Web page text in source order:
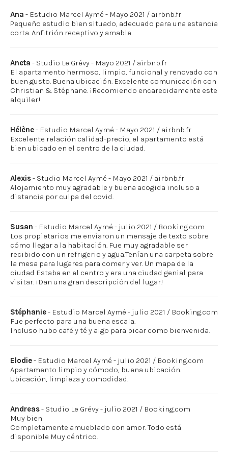
Ana - Estudio Marcel Aymé - Mayo 2021 / airbnb.fr
Pequeño estudio bien situado, adecuado para una estancia
corta. Anfitrión receptivo y amable.
Aneta - Studio Le Grévy - Mayo 2021 / airbnb.fr
El apartamento hermoso, limpio, funcional y renovado con
buen gusto. Buena ubicación. Excelente comunicación con
Christian & Stéphane. ¡Recomiendo encarecidamente este
alquiler!
Hélène- Estudio Marcel Aymé - Mayo 2021 / airbnb.fr
Excelente relación calidad-precio, el apartamento está
bien ubicado en el centro de la ciudad.
Alexis- Studio Marcel Aymé - Mayo 2021 / airbnb.fr
Alojamiento muy agradable y buena acogida incluso a
distancia por culpa del covid.
Susan - Estudio Marcel Aymé - julio 2021 / Booking.com
Los propietarios me enviaron un mensaje de texto sobre
cómo llegar a la habitación. Fue muy agradable ser
recibido con un refrigerio y agua.Tenían una carpeta sobre
la mesa para lugares para comer y ver. Un mapa de la
ciudad Estaba en el centro y era una ciudad genial para
visitar. ¡Dan una gran descripción del lugar!
Stéphanie- Estudio Marcel Aymé - julio 2021 / Booking.com
Fue perfecto para una buena escala.
Incluso hubo café y té y algo para picar como bienvenida.
Elodie- Estudio Marcel Aymé - julio 2021 / Booking.com
Apartamento limpio y cómodo, buena ubicación.
Ubicación, limpieza y comodidad.
Andreas- Studio Le Grévy - julio 2021 / Booking.com
Muy bien
Completamente amueblado con amor. Todo está
disponible Muy céntrico.